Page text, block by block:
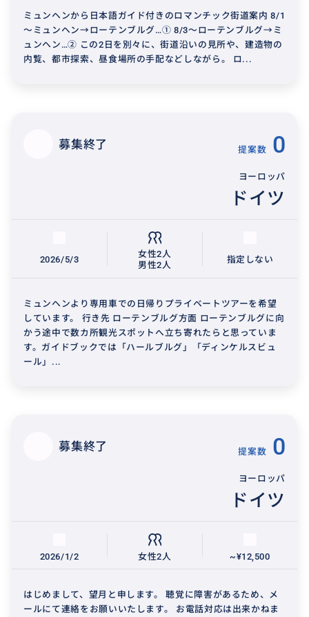
ミュンヘンから日本語ガイド付きのロマンチック街道案内 8/1
～ミュンヘン→ローテンブルグ…① 8/3～ローテンブルグ→ミ
ュンヘン…② この2日を別々に、街道沿いの見所や、建造物の
内覧、都市探索、昼食場所の手配などしながら。 ロ...
募集終了 提案数 0
ヨーロッパ
ドイツ
2026/5/3
女性2人
男性2人
指定しない
ミュンヘンより専用車での日帰りプライベートツアーを希望
しています。 行き先 ローテンブルグ方面 ローテンブルグに向
かう途中で数カ所観光スポットへ立ち寄れたらと思っていま
す。ガイドブックでは「ハールブルグ」「ディンケルスビュ
ール」...
募集終了 提案数 0
ヨーロッパ
ドイツ
2026/1/2 女性2人 ~¥12,500
はじめまして、望月と申します。 聴覚に障害があるため、メ
ールにて連絡をお願いいたします。 お電話対応は出来かねま